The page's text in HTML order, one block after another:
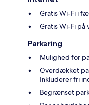
Gratis Wi-Fi i
Gratis Wi-Fi på
Parkering
Mulighed for
Overdækket
Inkluderer fri
Begrænset